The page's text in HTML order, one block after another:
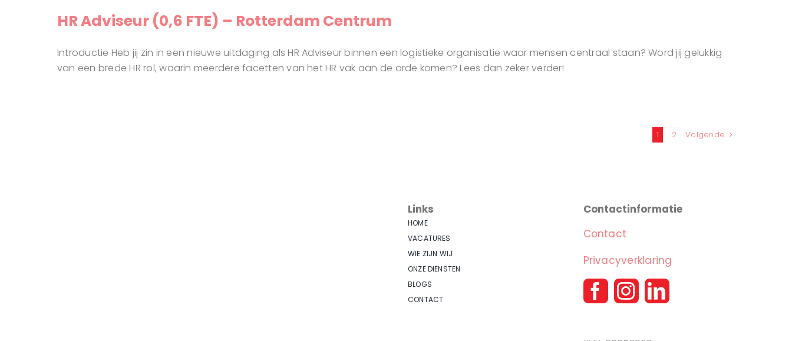
HR Adviseur (0,6 FTE) – Rotterdam Centrum
Introductie Heb jij zin in een nieuwe uitdaging als HR Adviseur binnen een logistieke organisatie waar mensen centraal staan? Word jij gelukkig
van een brede HR rol, waarin meerdere facetten van het HR vak aan de orde komen? Lees dan zeker verder!
1 2 Volgende
Links
HOME
VACATURES
WIE ZIJN WIJ
ONZE DIENSTEN
BLOGS
CONTACT
Contactinformatie
Contact
Privacyverklaring